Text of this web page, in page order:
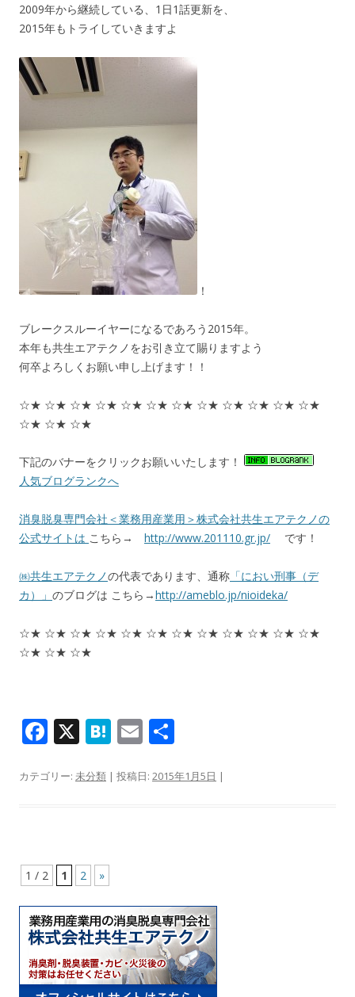
2009年から継続している、1日1話更新を、
2015年もトライしていきますよ
！
ブレークスルーイヤーになるであろう2015年。
本年も共生エアテクノをお引き立て賜りますよう
何卒よろしくお願い申し上げます！！
☆★ ☆★ ☆★ ☆★ ☆★ ☆★ ☆★ ☆★ ☆★ ☆★ ☆★ ☆★
☆★ ☆★ ☆★
下記のバナーをクリックお願いいたします！
人気ブログランクへ
消臭脱臭専門会社＜業務用産業用＞株式会社共生エアテクノの
公式サイトは こちら→ http://www.201110.gr.jp/ です！
㈱共生エアテクノの代表であります、通称 「におい刑事（デ
カ）」 のブログは こちら→http://ameblo.jp/nioideka/
☆★ ☆★ ☆★ ☆★ ☆★ ☆★ ☆★ ☆★ ☆★ ☆★ ☆★ ☆★
☆★ ☆★ ☆★
F
e
o
k
X H
e
E
ai
カテゴリー: 未分類 | 投稿日: 2015年1月5日 |
投稿ナビゲーション
1 / 2 1 2 »